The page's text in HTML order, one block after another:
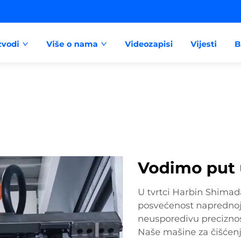
Više o nama Videozapisi Vijesti
Vodimo put
U tvrtci Harbin
posvećenost
neusporedivu
Naše mašine za